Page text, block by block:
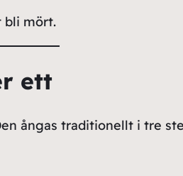
bli mört.
ett
ångas traditionellt i tre